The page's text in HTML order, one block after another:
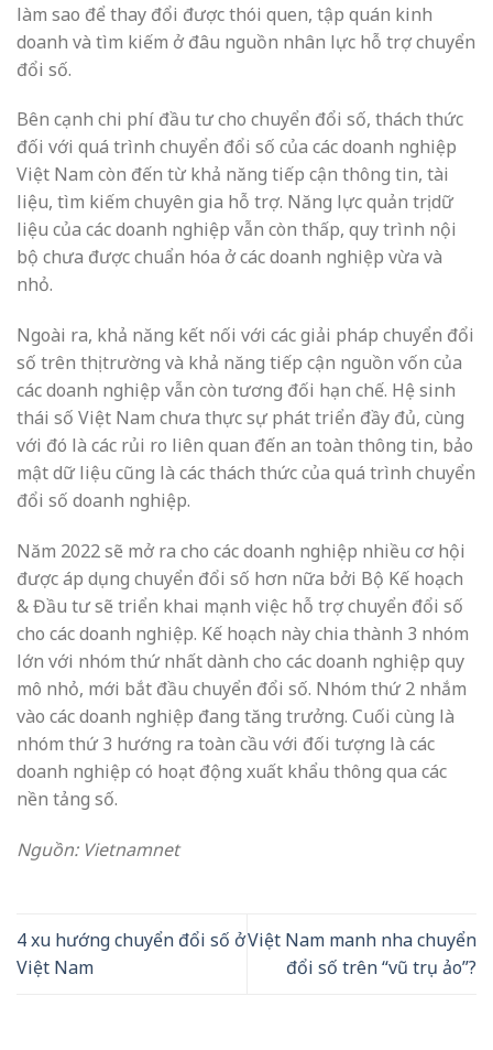
làm sao để thay đổi được thói quen, tập quán kinh
doanh và tìm kiếm ở đâu nguồn nhân lực hỗ trợ chuyển
đổi số.
Bên cạnh chi phí đầu tư cho chuyển đổi số, thách thức
đối với quá trình chuyển đổi số của các doanh nghiệp
Việt Nam còn đến từ khả năng tiếp cận thông tin, tài
liệu, tìm kiếm chuyên gia hỗ trợ. Năng lực quản trị dữ
liệu của các doanh nghiệp vẫn còn thấp, quy trình nội
bộ chưa được chuẩn hóa ở các doanh nghiệp vừa và
nhỏ.
Ngoài ra, khả năng kết nối với các giải pháp chuyển đổi
số trên thị trường và khả năng tiếp cận nguồn vốn của
các doanh nghiệp vẫn còn tương đối hạn chế. Hệ sinh
thái số Việt Nam chưa thực sự phát triển đầy đủ, cùng
với đó là các rủi ro liên quan đến an toàn thông tin, bảo
mật dữ liệu cũng là các thách thức của quá trình chuyển
đổi số doanh nghiệp.
Năm 2022 sẽ mở ra cho các doanh nghiệp nhiều cơ hội
được áp dụng chuyển đổi số hơn nữa bởi Bộ Kế hoạch
& Đầu tư sẽ triển khai mạnh việc hỗ trợ chuyển đổi số
cho các doanh nghiệp. Kế hoạch này chia thành 3 nhóm
lớn với nhóm thứ nhất dành cho các doanh nghiệp quy
mô nhỏ, mới bắt đầu chuyển đổi số. Nhóm thứ 2 nhắm
vào các doanh nghiệp đang tăng trưởng. Cuối cùng là
nhóm thứ 3 hướng ra toàn cầu với đối tượng là các
doanh nghiệp có hoạt động xuất khẩu thông qua các
nền tảng số.
Nguồn: Vietnamnet
4 xu hướng chuyển đổi số ở
Việt Nam
Việt Nam manh nha chuyển
đổi số trên “vũ trụ ảo”?